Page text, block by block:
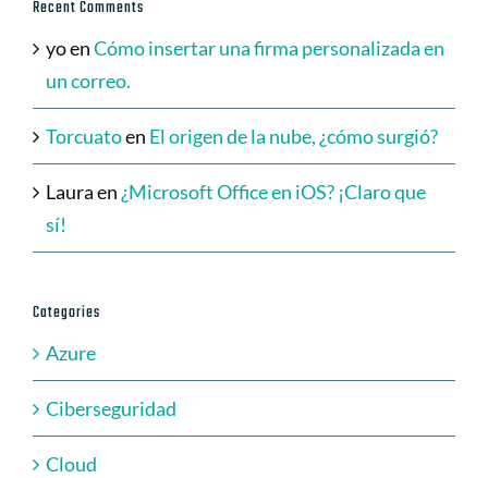
Recent Comments
yoenCómo insertar una firma personalizada en
un correo.
Torcuatoen El origen de la nube, ¿cómo surgió?
Lauraen ¿Microsoft Office en iOS? ¡Claro que
sí!
Categories
Azure
Ciberseguridad
Cloud